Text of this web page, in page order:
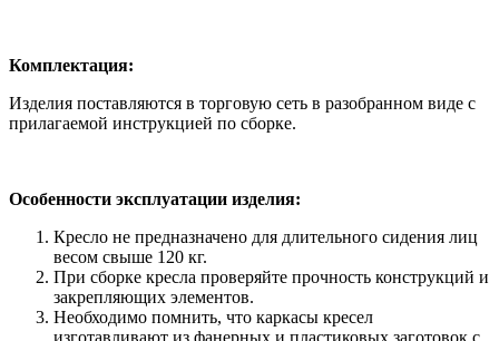
Комплектация:
Изделия поставляются в торговую сеть в разобранном виде с
прилагаемой инструкцией по сборке.
Особенности эксплуатации изделия:
Кресло не предназначено для длительного сидения лиц
весом свыше 120 кг.
При сборке кресла проверяйте прочность конструкций и
закрепляющих элементов.
Необходимо помнить, что каркасы кресел
изготавливают из фанерных и пластиковых заготовок с